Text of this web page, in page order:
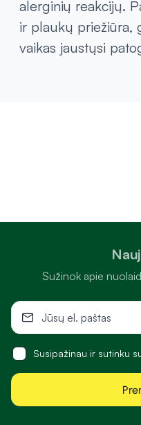
Be to, svarbu
šios priemonės
cheminių
Sužinok apie
Susipažinau ir sutinku